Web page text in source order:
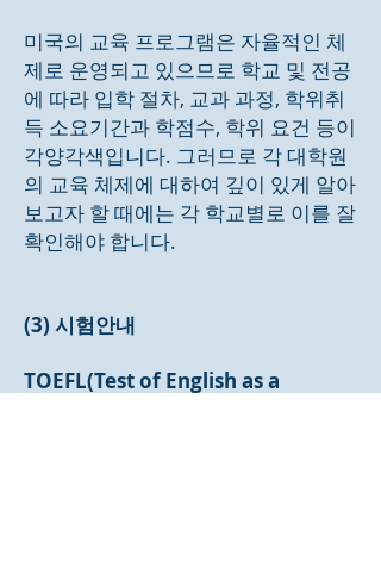
미국의 교육 프로그램은 자율적인 체
제로 운영되고 있으므로 학교 및 전공
에 따라 입학 절차, 교과 과정, 학위취
득 소요기간과 학점수, 학위 요건 등이
각양각색입니다. 그러므로 각 대학원
의 교육 체제에 대하여 깊이 있게 알아
보고자 할 때에는 각 학교별로 이를 잘
확인해야 합니다.
(3) 시험안내
TOEFL(Test of English as a